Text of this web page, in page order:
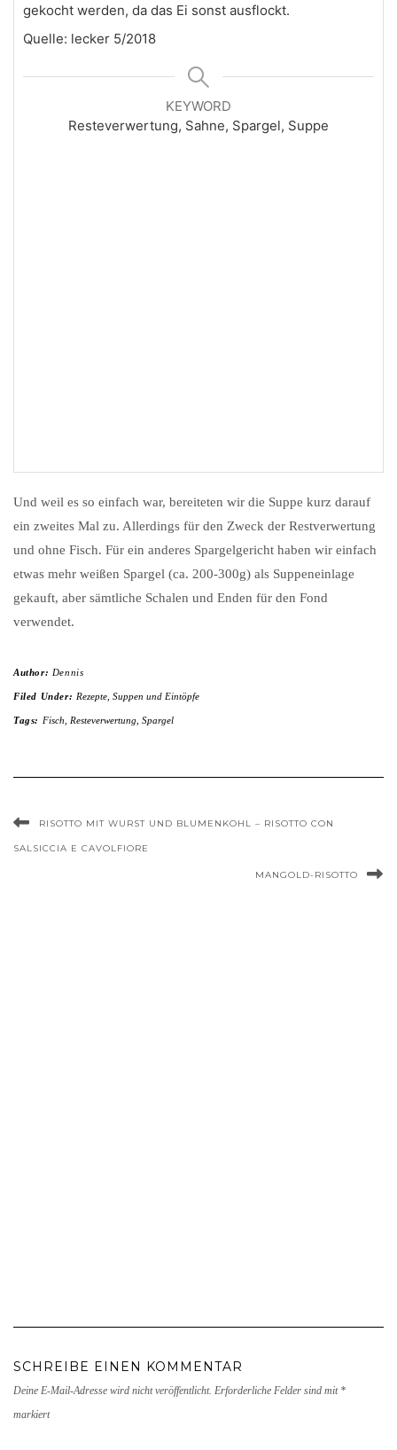
gekocht werden, da das Ei sonst ausflockt.
Quelle: lecker 5/2018
KEYWORD
Resteverwertung, Sahne, Spargel, Suppe
Und weil es so einfach war, bereiteten wir die Suppe kurz darauf
ein zweites Mal zu. Allerdings für den Zweck der Restverwertung
und ohne Fisch. Für ein anderes Spargelgericht haben wir einfach
etwas mehr weißen Spargel (ca. 200-300g) als Suppeneinlage
gekauft, aber sämtliche Schalen und Enden für den Fond
verwendet.
Author: Dennis
Filed Under: Rezepte, Suppen und Eintöpfe
Tags: Fisch Resteverwertung Spargel
RISOTTO MIT WURST UND BLUMENKOHL – RISOTTO CON
SALSICCIA E CAVOLFIORE
MANGOLD-RISOTTO
SCHREIBE EINEN KOMMENTAR
Deine E-Mail-Adresse wird nicht veröffentlicht. Erforderliche Felder sind mit *
markiert